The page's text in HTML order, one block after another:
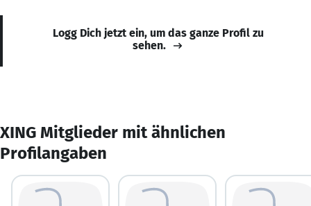
Logg Dich jetzt ein, um das ganze Profil zu
sehen.
XING Mitglieder mit ähnlichen
Profilangaben